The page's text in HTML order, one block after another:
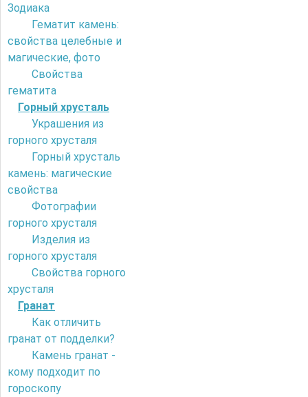
Зодиака
Гематит камень:
свойства целебные и
магические, фото
Свойства
гематита
Горный хрусталь
Украшения из
горного хрусталя
Горный хрусталь
камень: магические
свойства
Фотографии
горного хрусталя
Изделия из
горного хрусталя
Свойства горного
хрусталя
Гранат
Как отличить
гранат от подделки?
Камень гранат -
кому подходит по
гороскопу